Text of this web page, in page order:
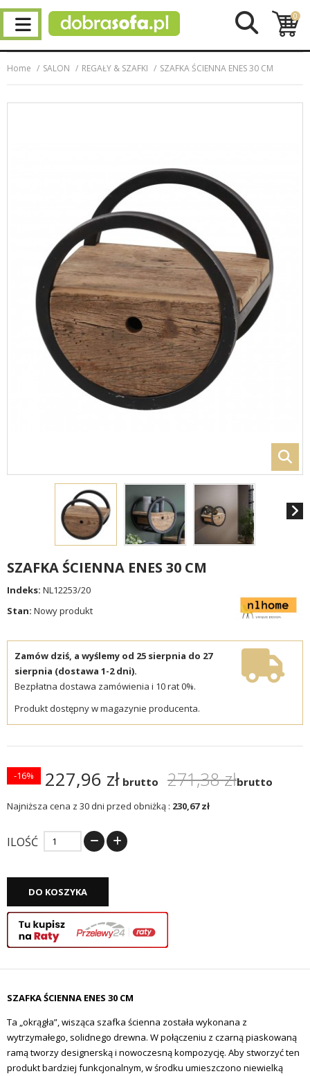
0
Home SALON REGAŁY & SZAFKI SZAFKA ŚCIENNA ENES 30 CM
SZAFKA ŚCIENNA ENES 30 CM
Indeks: NL12253/20
Stan: Nowy produkt
Zamów dziś, a wyślemy od 25 sierpnia do 27
sierpnia (dostawa 1-2 dni).
Bezpłatna dostawa zamówienia i 10 rat 0%.
Produkt dostępny w magazynie producenta.
227,96 zł brutto 271,38 złbrutto
-16%
Najniższa cena z 30 dni przed obniżką : 230,67 zł
ILOŚĆ
DO KOSZYKA
SZAFKA ŚCIENNA ENES 30 CM
Ta „okrągła”, wisząca szafka ścienna została wykonana z
wytrzymałego, solidnego drewna. W połączeniu z czarną piaskowaną
ramą tworzy designerską i nowoczesną kompozycję. Aby stworzyć ten
produkt bardziej funkcjonalnym, w środku umieszczono niewielką